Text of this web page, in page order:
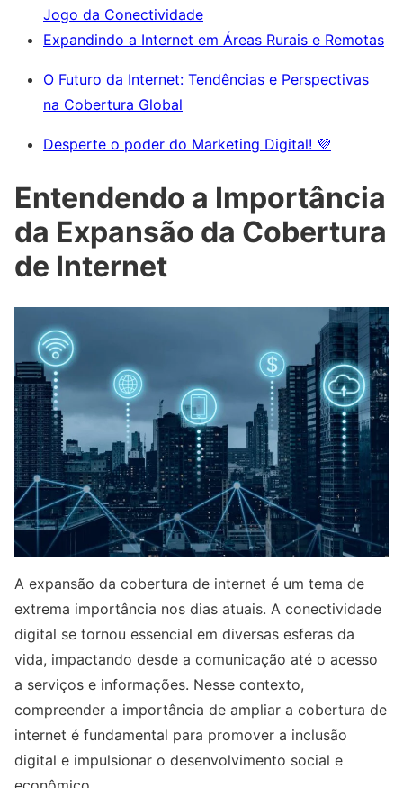
Jogo da Conectividade
Expandindo a Internet em Áreas Rurais e Remotas
O Futuro da Internet: Tendências e Perspectivas
na Cobertura Global
Desperte o poder do Marketing Digital! 💜
Entendendo a Importância
da Expansão da Cobertura
de Internet
A expansão da cobertura de internet é um tema de
extrema importância nos dias atuais. A conectividade
digital se tornou essencial em diversas esferas da
vida, impactando desde a comunicação até o acesso
a serviços e informações. Nesse contexto,
compreender a importância de ampliar a cobertura de
internet é fundamental para promover a inclusão
digital e impulsionar o desenvolvimento social e